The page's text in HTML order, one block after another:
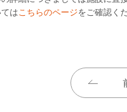
はこちらのページをご確認く